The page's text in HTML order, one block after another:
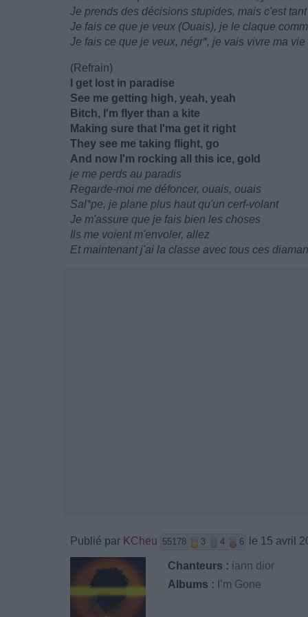
Je prends des décisions stupides, mais c'est
Je fais ce que je veux (Ouais), je le claque
Je fais ce que je veux, négr*, je vais vivre ma vie
(Refrain)
I get lost in paradise
See me getting high, yeah, yeah
Bitch, I'm flyer than a kite
Making sure that I'ma get it right
They see me taking flight, go
And now I'm rocking all this ice, gold
je me perds au paradis
Regarde-moi me défoncer, ouais, ouais
Sal*pe, je plane plus haut qu'un cerf-volant
Je m'assure que je fais bien les choses
Ils me voient m'envoler, allez
Et maintenant j'ai la classe avec tous ces
Publié par KCheu 55178 3 4 6 le 15 avril
Chanteurs : iann dior
Albums : I’m Gone